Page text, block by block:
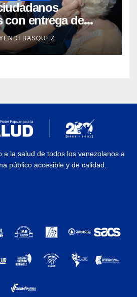
con entrega de
en el Centro de
J.J. Arvelo
BASQUEZ
a la salud de todos los venezolanos a
público accesible y de calidad.